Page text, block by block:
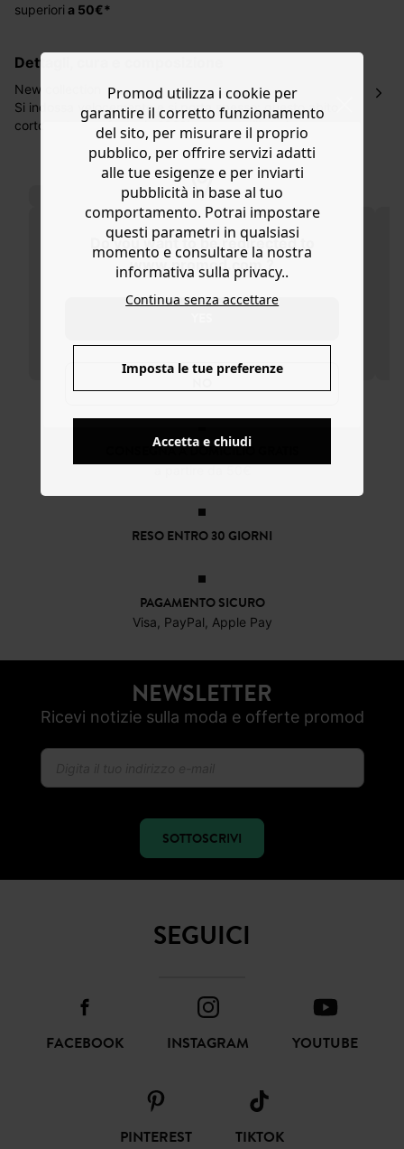
Do you want to be redirected to
www.promod.com ?
superiori a 50€*
lavorativi all'indirizzo da te indicato nella fase di
ordinazione, al costo di 4 € per ordini inferiori a 50 €.
Hai 30 gg. per restituire o cambiare gli articoli a
decorrere dalla data dell’avvenuta ricezione.
Aiuto
dettagli, cura e composizione
New collection
Si indossa velocemente e si porta spesso: questo abito
corto a stampa fantasia 100% cotone twill sta bene con o
senza accessori! Abbottonane il colletto fino in alto o
lascialo aperto. Motivi stampati all over, linea dritta
leggermente stretch, pinces sul petto, colletto a revers,
semi chiusura con bottoni automatici, 2 tasche, manica
corta, pieghe sul retro e cuciture tono su tono.
CONSEGNA A DOMICILIO GRATIS
RESO ENTRO 30 GIORNI
PAGAMENTO SICURO
Visa, PayPal, Apple Pay
NEWSLETTER
Ricevi notizie sulla moda e offerte promod
SOTTOSCRIVI
SEGUICI
FACEBOOK INSTAGRAM YOUTUBE
PINTEREST TIKTOK
Promod utilizza i cookie per
garantire il corretto funzionamento
del sito, per misurare il proprio
pubblico, per offrire servizi adatti
alle tue esigenze e per inviarti
pubblicità in base al tuo
comportamento. Potrai impostare
questi parametri in qualsiasi
momento e consultare la nostra
informativa sulla privacy..
Continua senza accettare
Imposta le tue preferenze
Accetta e chiudi